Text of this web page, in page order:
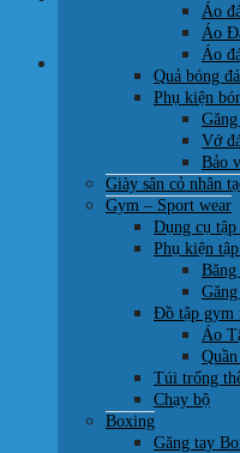
0707 22 77 93
Chưa có sản phẩm
Quay trở lại cửa hàng
Áo
Áo
Áo
Quả bóng đá
Phụ kiện
Vớ
Bảo
Giày sân cỏ nhân
Gym – Sport wear
Dụng cụ
Phụ kiện
Băng
Đồ tập gym
Áo
Túi trống
Chạy bộ
Boxing
Găng tay